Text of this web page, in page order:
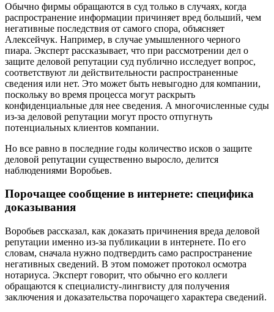
Обычно фирмы обращаются в суд только в случаях, когда
распространение информации причиняет вред больший, чем
негативные последствия от самого спора, объясняет
Алексейчук. Например, в случае умышленного черного
пиара. Эксперт рассказывает, что при рассмотрении дел о
защите деловой репутации суд публично исследует вопрос,
соответствуют ли действительности распространенные
сведения или нет. Это может быть невыгодно для компании,
поскольку во время процесса могут раскрыть
конфиденциальные для нее сведения. А многочисленные суды
из-за деловой репутации могут просто отпугнуть
потенциальных клиентов компании.
Но все равно в последние годы количество исков о защите
деловой репутации существенно выросло, делится
наблюдениями Воробьев.
Порочащее сообщение в интернете: специфика
доказывания
Воробьев рассказал, как доказать причинения вреда деловой
репутации именно из-за публикации в интернете. По его
словам, сначала нужно подтвердить само распространение
негативных сведений. В этом поможет протокол осмотра
нотариуса. Эксперт говорит, что обычно его коллеги
обращаются к специалисту-лингвисту для получения
заключения и доказательства порочащего характера сведений.